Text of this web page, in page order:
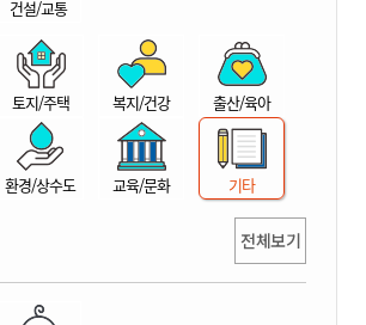
시
산
건설/교통
토지/주택 복지/건강 출산/육아
환경/상수도 교육/문화 기타
전체보기